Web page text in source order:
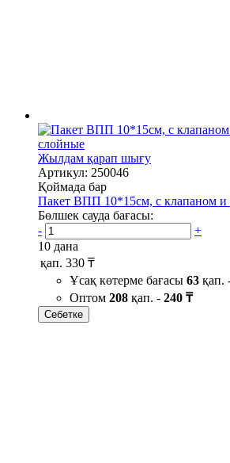
Жылдам қарап шығу
Артикул: 250046
Қоймада бар
Пакет ВПП 10*15см, с клапаном и
Бөлшек сауда бағасы:
-
+
10 дана
қап. 330 ₸
Ұсақ көтерме бағасы 63 қап.
Оптом 208 қап. - 240 ₸
Себетке